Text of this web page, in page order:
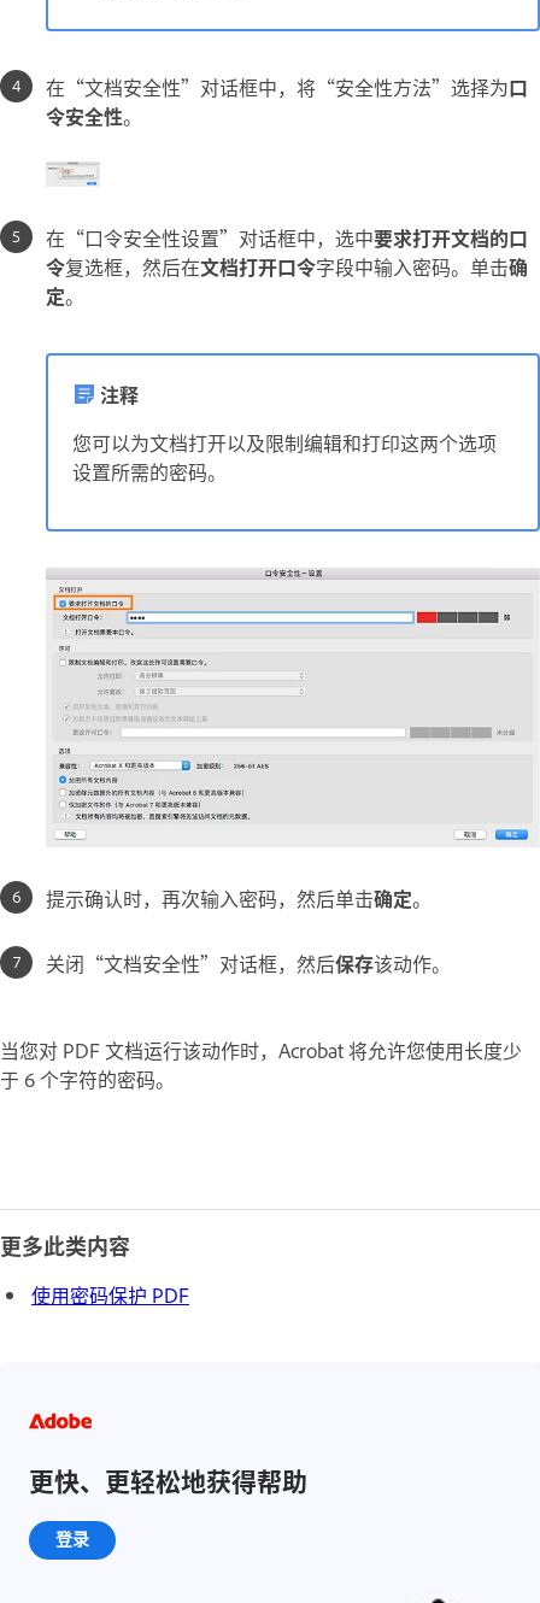
在“文档安全性”对话框中，将“安全性方法”选择为口
令安全性。
在“口令安全性设置”对话框中，选中要求打开文档的口
令复选框，然后在文档打开口令字段中输入密码。单击确
定。
注释
您可以为文档打开以及限制编辑和打印这两个选项
设置所需的密码。
提示确认时，再次输入密码，然后单击确定。
关闭“文档安全性”对话框，然后保存该动作。
当您对 PDF 文档运行该动作时，Acrobat 将允许您使用长度少
于 6 个字符的密码。
更多此类内容
使用密码保护 PDF
更快、更轻松地获得帮助
登录